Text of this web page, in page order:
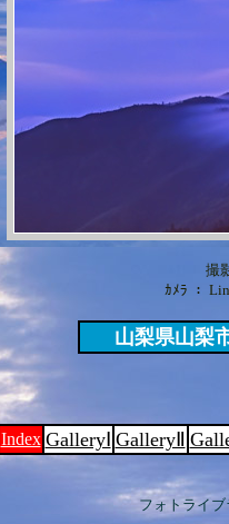
撮
ｶﾒﾗ ：
山梨県山梨
Index GalleryⅠ GalleryⅡ
フォトライ